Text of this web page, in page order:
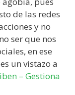
de las redes
y no
ser que nos
en ese
un vistazo a
– Gestiona